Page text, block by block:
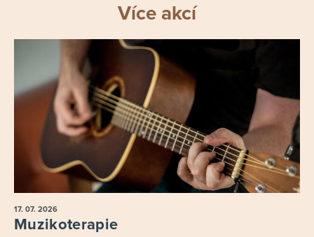
Více akcí
17. 07. 2026
Muzikoterapie